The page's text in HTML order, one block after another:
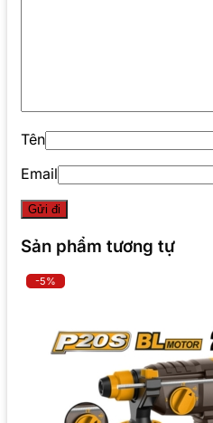
Tên
Email
Sản phẩm tương tự
-5%